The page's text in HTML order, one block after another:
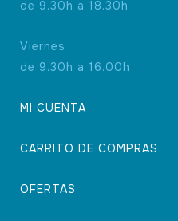
de 9.30h a 18.30h
Viernes
de 9.30h a 16.00h
MI CUENTA
CARRITO DE COMPRAS
OFERTAS